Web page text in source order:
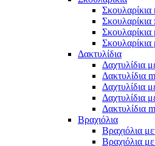
Σκουλαρίκια
Σκουλαρίκια
Σκουλαρίκια
Σκουλαρίκια
Δακτυλίδια
Δαχτυλίδια
Δακτυλίδια
Δαχτυλίδια
Δαχτυλίδια
Δακτυλίδια
Βραχιόλια
Βραχιόλια
Βραχιόλια